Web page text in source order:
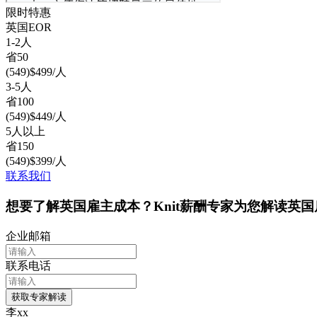
限时特惠
英国EOR
1-2人
省50
(549)$499/人
3-5人
省100
(549)$449/人
5人以上
省150
(549)$399/人
联系我们
想要了解英国雇主成本？Knit薪酬专家为您解读英国
企业邮箱
联系电话
获取专家解读
李xx